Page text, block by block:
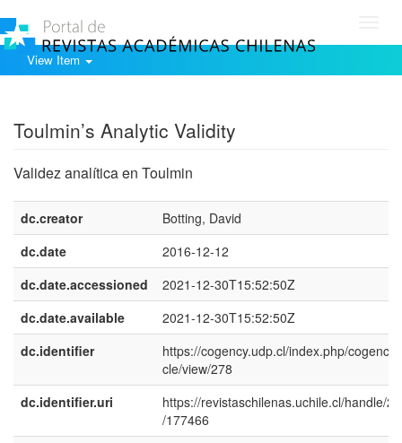
View Item
Toulmin’s Analytic Validity
Validez analítica en Toulmin
dc.creator
Botting, David
dc.date
2016-12-12
dc.date.accessioned
2021-12-30T15:52:50Z
dc.date.available
2021-12-30T15:52:50Z
dc.identifier
https://cogency.udp.cl/index.php/
cle/view/278
dc.identifier.uri
https://revistaschilenas.uchile.cl/handle/
/177466